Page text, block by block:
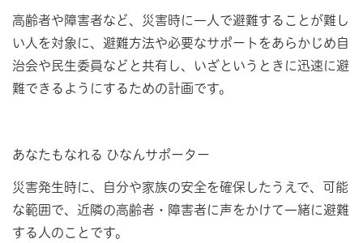
高齢者や障害者など、災害時に一人で避難することが難し
い人を対象に、避難方法や必要なサポートをあらかじめ自
治会や民生委員などと共有し、いざというときに迅速に避
難できるようにするための計画です。
あなたもなれる ひなんサポーター
災害発生時に、自分や家族の安全を確保したうえで、可能
な範囲で、近隣の高齢者・障害者に声をかけて一緒に避難
する人のことです。